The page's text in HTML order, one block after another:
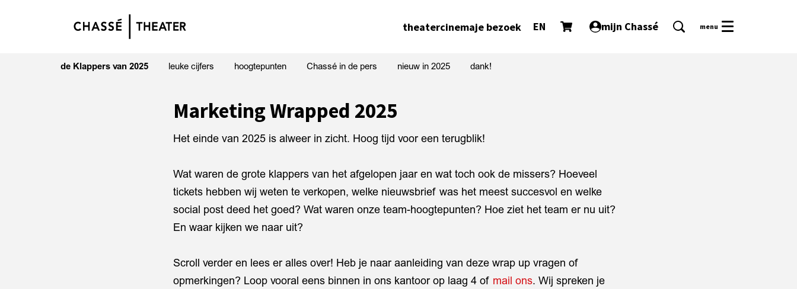
theatercinemaje bezoek EN mijn Chassé menu
de Klappers van 2025 leuke cijfers hoogtepunten Chassé in de pers nieuw in 2025 dank!
Marketing Wrapped 2025
Het einde van 2025 is alweer in zicht. Hoog tijd voor een terugblik!
Wat waren de grote klappers van het afgelopen jaar en wat toch ook de missers? Hoeveel
tickets hebben wij weten te verkopen, welke nieuwsbrief was het meest succesvol en welke
social post deed het goed? Wat waren onze team-hoogtepunten? Hoe ziet het team er nu uit?
En waar kijken we naar uit?
Scroll verder en lees er alles over! Heb je naar aanleiding van deze wrap up vragen of
opmerkingen? Loop vooral eens binnen in ons kantoor op laag 4 of mail ons. Wij spreken je